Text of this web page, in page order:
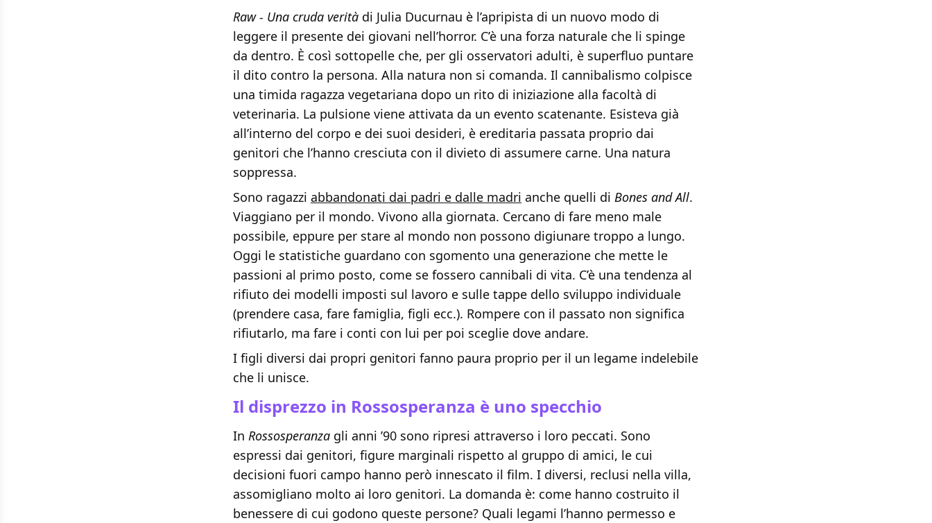
Raw - Una cruda verità di Julia Ducurnau è l’apripista di un nuovo modo di
leggere il presente dei giovani nell’horror. C’è una forza naturale che li spinge
da dentro. È così sottopelle che, per gli osservatori adulti, è superfluo puntare
il dito contro la persona. Alla natura non si comanda. Il cannibalismo colpisce
una timida ragazza vegetariana dopo un rito di iniziazione alla facoltà di
veterinaria. La pulsione viene attivata da un evento scatenante. Esisteva già
all’interno del corpo e dei suoi desideri, è ereditaria passata proprio dai
genitori che l’hanno cresciuta con il divieto di assumere carne. Una natura
soppressa.
Sono ragazzi abbandonati dai padri e dalle madri anche quelli di Bones and All.
Viaggiano per il mondo. Vivono alla giornata. Cercano di fare meno male
possibile, eppure per stare al mondo non possono digiunare troppo a lungo.
Oggi le statistiche guardano con sgomento una generazione che mette le
passioni al primo posto, come se fossero cannibali di vita. C’è una tendenza al
rifiuto dei modelli imposti sul lavoro e sulle tappe dello sviluppo individuale
(prendere casa, fare famiglia, figli ecc.). Rompere con il passato non significa
rifiutarlo, ma fare i conti con lui per poi sceglie dove andare.
I figli diversi dai propri genitori fanno paura proprio per il un legame indelebile
che li unisce.
Il disprezzo in Rossosperanza è uno specchio
In Rossosperanza gli anni ’90 sono ripresi attraverso i loro peccati. Sono
espressi dai genitori, figure marginali rispetto al gruppo di amici, le cui
decisioni fuori campo hanno però innescato il film. I diversi, reclusi nella villa,
assomigliano molto ai loro genitori. La domanda è: come hanno costruito il
benessere di cui godono queste persone? Quali legami l’hanno permesso e